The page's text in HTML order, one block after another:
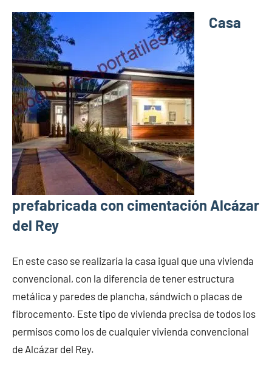
Casa
prefabricada con cimentación Alcázar
del Rey
En este caso se realizaría la casa igual que una vivienda
convencional, con la diferencia de tener estructura
metálica y paredes de plancha, sándwich o placas de
fibrocemento. Este tipo de vivienda precisa de todos los
permisos como los de cualquier vivienda convencional
de Alcázar del Rey.